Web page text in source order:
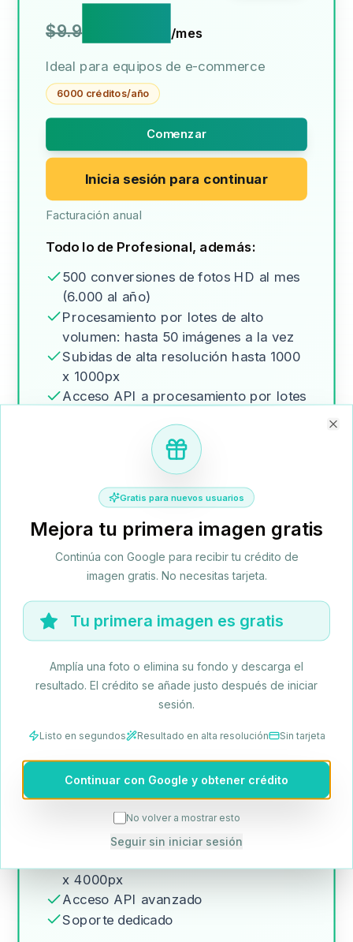
$9.9
/mes
Ideal para equipos de e-commerce
6000 créditos/año
Comenzar
Inicia sesión para continuar
Facturación anual
Todo lo de Profesional, además:
500 conversiones de fotos HD al mes
(6.000 al año)
Procesamiento por lotes de alto
volumen: hasta 50 imágenes a la vez
Subidas de alta resolución hasta 1000
x 1000px
Acceso API a procesamiento por lotes
Empresa
$15.9$6.9/mes
Para usuarios de alto volumen
Comenzar
Inicia sesión para continuar
3.000 conversiones de fotos HD al
mes (36.000 al año)
Procesamiento por lotes de alto
volumen: hasta 100 imágenes a la vez
x 4000px
Acceso API avanzado
Soporte dedicado
Gratis para nuevos usuarios
Mejora tu primera imagen gratis
Continúa con Google para recibir tu crédito de
imagen gratis. No necesitas tarjeta.
Tu primera imagen es gratis
Amplía una foto o elimina su fondo y descarga el
resultado. El crédito se añade justo después de iniciar
sesión.
Listo en segundos Resultado en alta resolución Sin tarjeta
Continuar con Google y obtener crédito
No volver a mostrar esto
Seguir sin iniciar sesión